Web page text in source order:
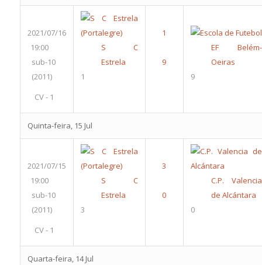
2021/07/16
19:00
sub-10
(2011)
CV - 1
S C
Estrela
1
EF Belém-
Oeiras
9
Quinta-feira, 15 Jul
2021/07/15
19:00
sub-10
(2011)
CV - 1
S C
Estrela
3
C.P. Valencia
de Alcántara
0
Quarta-feira, 14 Jul